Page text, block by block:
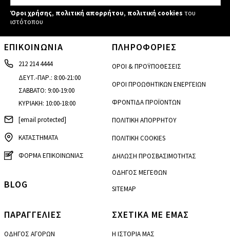
Όροι χρήσης, πολιτική απορρήτου, πολιτική cookies του
ιστότοπου
ΕΠΙΚΟΙΝΩΝΙΑ
212 214 4444
ΔΕΥΤ.-ΠΑΡ.: 8:00-21:00
ΣΑΒΒΑΤΟ: 9:00-19:00
ΚΥΡΙΑΚΗ: 10:00-18:00
[email protected]
ΚΑΤΑΣΤΗΜΑΤΑ
ΦΟΡΜΑ ΕΠΙΚΟΙΝΩΝΙΑΣ
ΠΑΡΑΓΓΕΛΙΕΣ
ΟΔΗΓΟΣ ΑΓΟΡΩΝ
ΠΛΗΡΟΦΟΡΙΕΣ
ΟΡΟΙ & ΠΡΟΫΠΟΘΕΣΕΙΣ
ΟΡΟΙ ΠΡΟΩΘΗΤΙΚΩΝ ΕΝΕΡΓΕΙΩΝ
ΦΡΟΝΤΙΔΑ ΠΡΟΪΟΝΤΩΝ
ΠΟΛΙΤΙΚΗ ΑΠΟΡΡΗΤΟΥ
ΠΟΛΙΤΙΚΗ COOKIES
ΔΗΛΩΣΗ ΠΡΟΣΒΑΣΙΜΟΤΗΤΑΣ
ΟΔΗΓΟΣ ΜΕΓΕΘΩΝ
SITEMAP
ΣΧΕΤΙΚΑ ΜΕ ΕΜΑΣ
Η ΙΣΤΟΡΙΑ ΜΑΣ
BLOG